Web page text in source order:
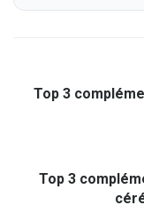
Top 3
Top 3